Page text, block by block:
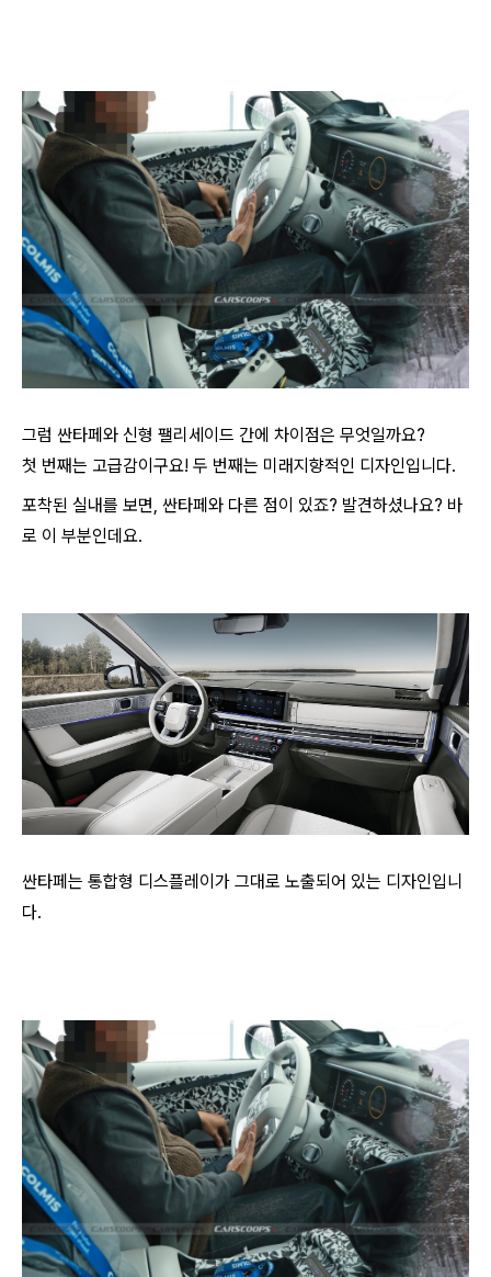
그럼 싼타페와 신형 팰리세이드 간에 차이점은 무엇일까요?
첫 번째는 고급감이구요! 두 번째는 미래지향적인 디자인입니다.
포착된 실내를 보면, 싼타페와 다른 점이 있죠? 발견하셨나요? 바
로 이 부분인데요.
싼타페는 통합형 디스플레이가 그대로 노출되어 있는 디자인입니
다.